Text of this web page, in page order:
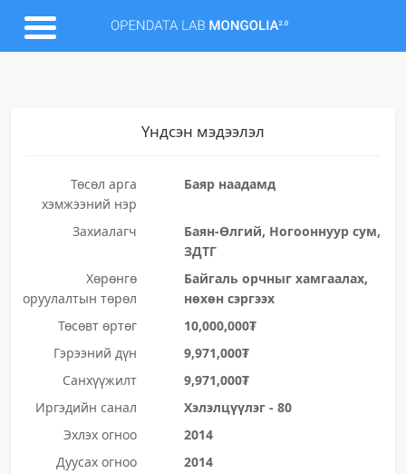
Үндсэн мэдээлэл
Төсөл арга
хэмжээний нэр
Баяр наадамд
Захиалагч
Баян-Өлгий, Ногооннуур сум,
ЗДТГ
Хөрөнгө
оруулалтын төрөл
Байгаль орчныг хамгаалах,
нөхөн сэргээх
Төсөвт өртөг
10,000,000₮
Гэрээний дүн
9,971,000₮
Санхүүжилт
9,971,000₮
Иргэдийн санал
Хэлэлцүүлэг - 80
Эхлэх огноо
2014
Дуусах огноо
2014